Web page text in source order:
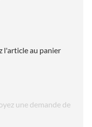
l'article au panier
une demande de